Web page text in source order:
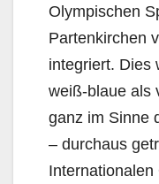
Olympischen
Partenkirchen
integriert. Dies
weiß-blaue als
ganz im Sinne
– durchaus